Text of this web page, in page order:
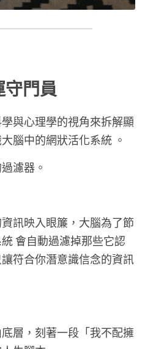
守門員
與心理學的視角來拆解顯
腦中的網狀活化系統 。
濾器。
訊映入眼簾，大腦為了節
會自動過濾掉那些它認
符合你潛意識信念的資訊
層，刻著一段「我不配擁